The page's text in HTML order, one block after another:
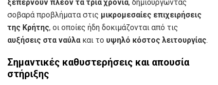
ξεπερνούν πλέον τα τρία χρόνια, δημιουργώντας
σοβαρά προβλήματα στις μικρομεσαίες επιχειρήσεις
της Κρήτης, οι οποίες ήδη δοκιμάζονται από τις
αυξήσεις στα ναύλακαι το υψηλό κόστος λειτουργίας.
Σημαντικές καθυστερήσεις και απουσία
στήριξης